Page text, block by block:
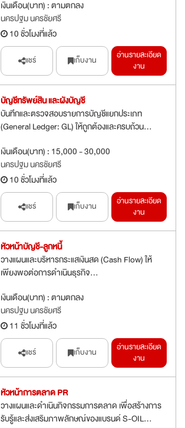
เงินเดือน(บาท) : ตามตกลง
นครปฐม นครชัยศรี
10 ชั่วโมงที่แล้ว
แชร์ เก็บงาน
อ่านรายละเอียด
งาน
บัญชีทรัพย์สิน และผังบัญชี
บันทึกและตรวจสอบรายการบัญชีแยกประเภท
(General Ledger: GL) ให้ถูกต้องและครบถ้วน...
เงินเดือน(บาท) : 15,000 - 30,000
นครปฐม นครชัยศรี
10 ชั่วโมงที่แล้ว
แชร์ เก็บงาน
อ่านรายละเอียด
งาน
หัวหน้าบัญชี-ลูกหนี้
วางแผนและบริหารกระแสเงินสด (Cash Flow) ให้
เพียงพอต่อการดำเนินธุรกิจ...
เงินเดือน(บาท) : ตามตกลง
นครปฐม นครชัยศรี
11 ชั่วโมงที่แล้ว
แชร์ เก็บงาน
อ่านรายละเอียด
งาน
หัวหน้าการตลาด PR
วางแผนและดำเนินกิจกรรมการตลาด เพื่อสร้างการ
รับรู้และส่งเสริมภาพลักษณ์ของแบรนด์ S-OIL...